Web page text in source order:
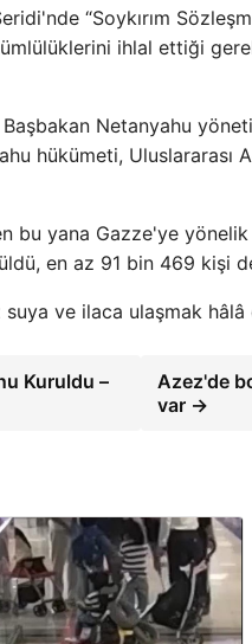
“Soykırım
ihlal ettiği
Netanyahu
hükümeti, Uluslararası
yana Gazze'ye yönelik
en az 91 bin 469 kişi
suya ve ilaca ulaşmak
Kuruldu –
Azez'de
var →